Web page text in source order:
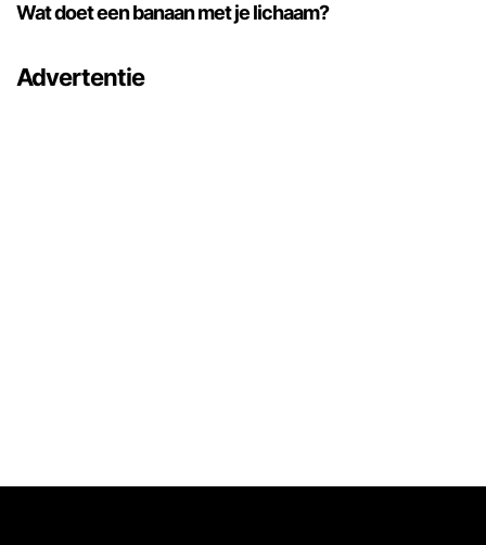
Wat doet een banaan met je lichaam?
Advertentie